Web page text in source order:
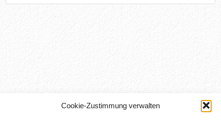
Cookie-Zustimmung verwalten